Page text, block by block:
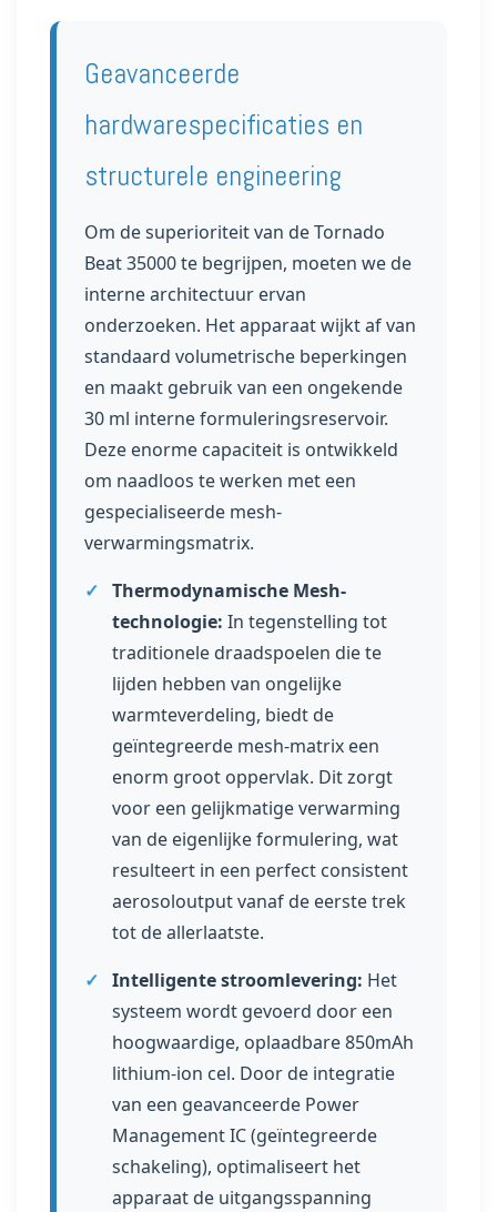
Geavanceerde
hardwarespecificaties en
structurele engineering
Om de superioriteit van de Tornado
Beat 35000 te begrijpen, moeten we de
interne architectuur ervan
onderzoeken. Het apparaat wijkt af van
standaard volumetrische beperkingen
en maakt gebruik van een ongekende
30 ml interne formuleringsreservoir.
Deze enorme capaciteit is ontwikkeld
om naadloos te werken met een
gespecialiseerde mesh-
verwarmingsmatrix.
✓ Thermodynamische Mesh-
technologie: In tegenstelling tot
traditionele draadspoelen die te
lijden hebben van ongelijke
warmteverdeling, biedt de
geïntegreerde mesh-matrix een
enorm groot oppervlak. Dit zorgt
voor een gelijkmatige verwarming
van de eigenlijke formulering, wat
resulteert in een perfect consistent
aerosoloutput vanaf de eerste trek
tot de allerlaatste.
✓ Intelligente stroomlevering: Het
systeem wordt gevoerd door een
hoogwaardige, oplaadbare 850mAh
lithium-ion cel. Door de integratie
van een geavanceerde Power
Management IC (geïntegreerde
schakeling), optimaliseert het
apparaat de uitgangsspanning